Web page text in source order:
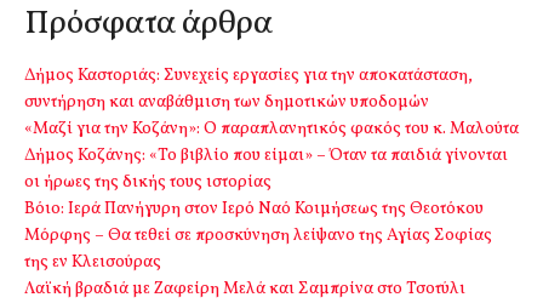
Πρόσφατα άρθρα
Δήμος Καστοριάς: Συνεχείς εργασίες για την αποκατάσταση,
συντήρηση και αναβάθμιση των δημοτικών υποδομών
«Μαζί για την Κοζάνη»: Ο παραπλανητικός φακός του κ. Μαλούτα
Δήμος Κοζάνης: «Το βιβλίο που είμαι» – Όταν τα παιδιά γίνονται
οι ήρωες της δικής τους ιστορίας
Βόιο: Ιερά Πανήγυρη στον Ιερό Ναό Κοιμήσεως της Θεοτόκου
Μόρφης – Θα τεθεί σε προσκύνηση λείψανο της Αγίας Σοφίας
της εν Κλεισούρας
Λαϊκή βραδιά με Ζαφείρη Μελά και Σαμπρίνα στο Τσοτύλι